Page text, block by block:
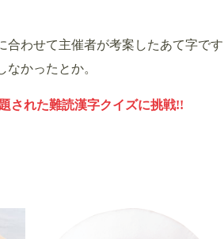
合わせて主催者が考案したあて字です
かったとか。
された難読漢字クイズに挑戦!!